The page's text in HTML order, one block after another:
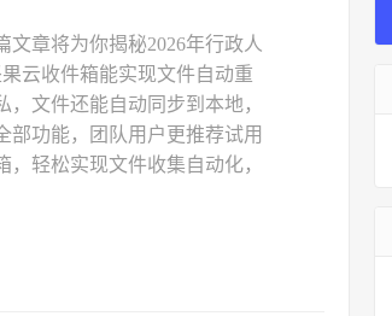
章将为你揭秘2026年行政人
云收件箱能实现文件自动重
文件还能自动同步到本地，
部功能，团队用户更推荐试用
轻松实现文件收集自动化，